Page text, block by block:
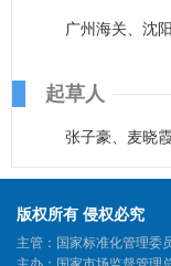
广州海关、沈
起草人
张子豪、麦晓
版权所有 侵权必究
主管：国家标准化管理委